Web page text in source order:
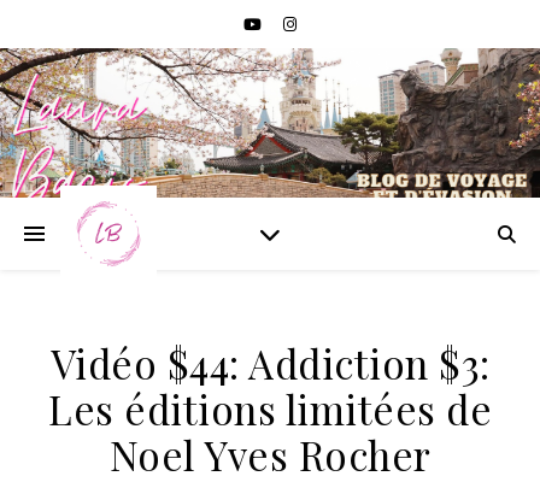
Vidéo $44: Addiction $3:
Les éditions limitées de
Noel Yves Rocher